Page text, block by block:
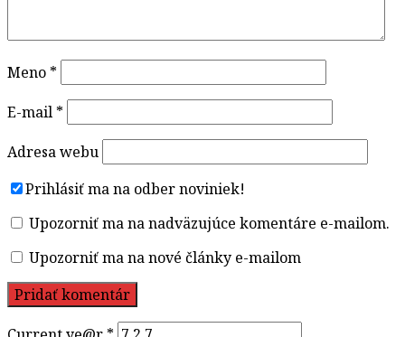
Meno *
E-mail *
Adresa webu
Prihlásiť ma na odber noviniek!
Upozorniť ma na nadväzujúce komentáre e-mailom.
Upozorniť ma na nové články e-mailom